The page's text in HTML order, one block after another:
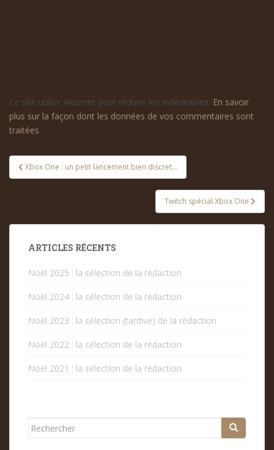
Ce site utilise Akismet pour réduire les indésirables. En savoir
plus sur la façon dont les données de vos commentaires sont
traitées.
Navigation
de
Xbox One : un petit lancement bien discret…
Twitch spécial Xbox One
ARTICLES RÉCENTS
Noël 2025 : la sélection de la rédaction
Noël 2024 : la sélection de la rédaction
Noël 2023 : la sélection (tardive) de la rédaction
Noël 2022 : la sélection de la rédaction
Noël 2021 : la sélection de la rédaction
Rechercher...